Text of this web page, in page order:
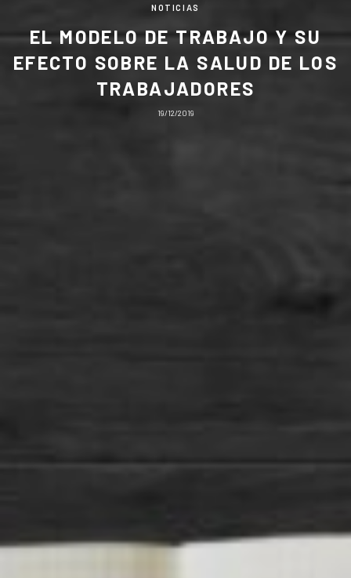
NOTICIAS
EL MODELO DE TRABAJO Y SU
EFECTO SOBRE LA SALUD DE LOS
TRABAJADORES
19/12/2019